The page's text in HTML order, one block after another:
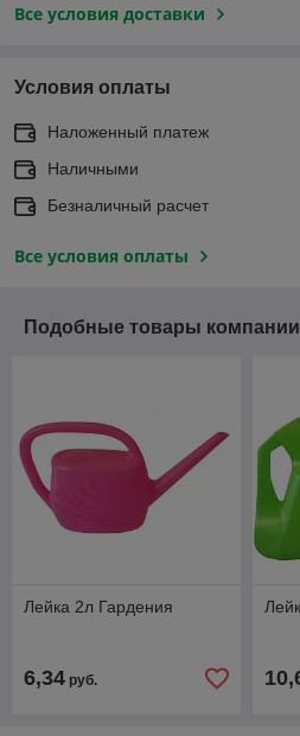
Все условия доставки
Условия оплаты
Наложенный платеж
Наличными
Безналичный расчет
Все условия оплаты
Подобные товары компании
Лейка 2л Гардения
6,34 руб.